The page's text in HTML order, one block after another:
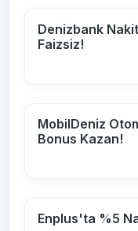
Denizbank
Faizsiz!
MobilDeniz
Bonus Kazan!
Enplus'ta %5